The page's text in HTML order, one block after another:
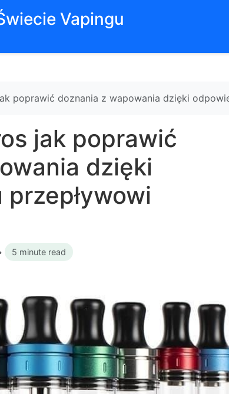
Vapingu
poprawić doznania z wapowania dzięki
jak poprawić
dzięki
5 minute read